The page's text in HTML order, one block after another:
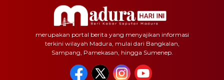
merupakan portal berita yang menyajikan informasi
terkini wilayah Madura, mulai dari Bangkalan,
Sampang, Pamekasan, hingga Sumenep.